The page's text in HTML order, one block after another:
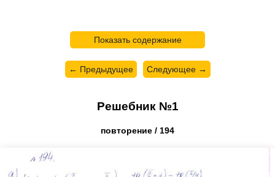
Показать содержание
← Предыдущее Следующее →
Решебник №1
повторение / 194